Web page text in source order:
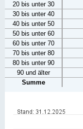
20 bis unter 30
30 bis unter 40
40 bis unter 50
50 bis unter 60
60 bis unter 70
70 bis unter 80
80 bis unter 90
90 und älter
Summe